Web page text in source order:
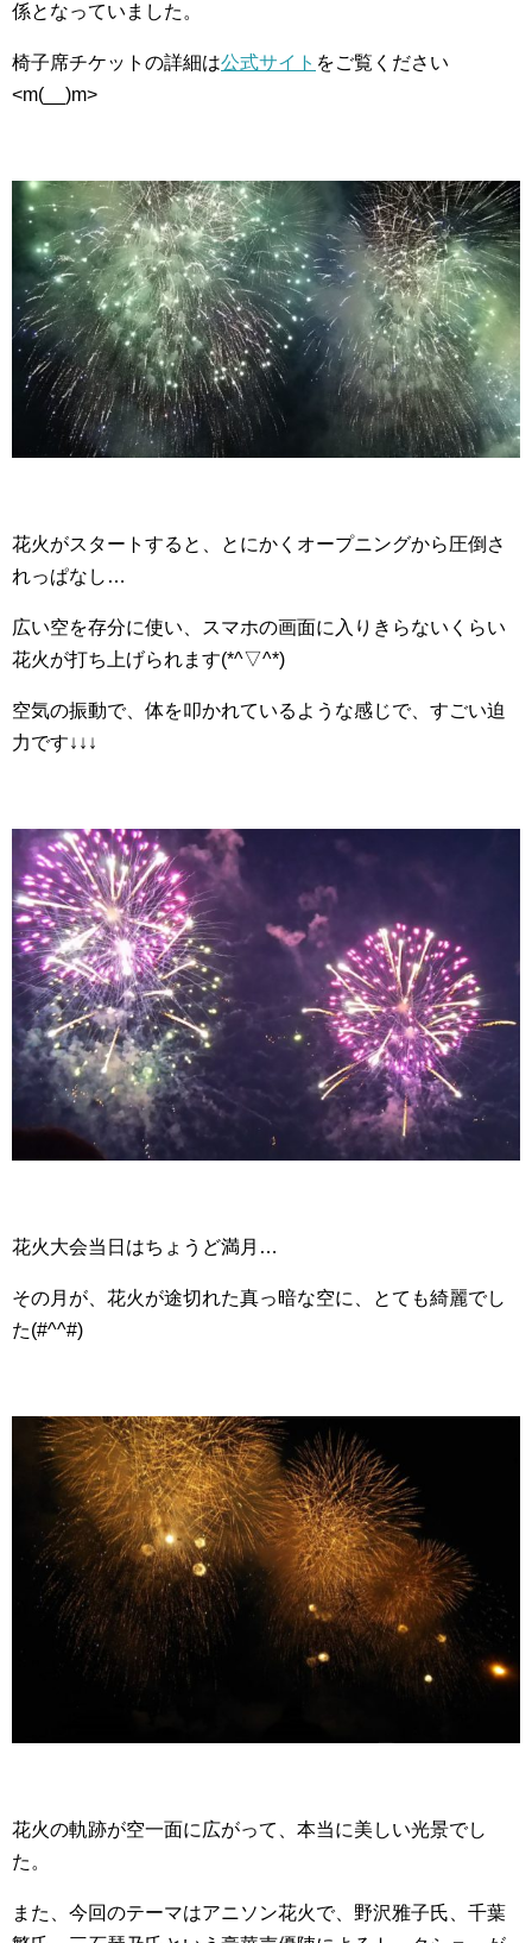
係となっていました。
椅子席チケットの詳細は公式サイト をご覧ください
<m(__)m>
花火がスタートすると、とにかくオープニングから圧倒さ
れっぱなし…
広い空を存分に使い、スマホの画面に入りきらないくらい
花火が打ち上げられます(*^▽^*)
空気の振動で、体を叩かれているような感じで、すごい迫
力です↓↓↓
花火大会当日はちょうど満月…
その月が、花火が途切れた真っ暗な空に、とても綺麗でし
た(#^^#)
花火の軌跡が空一面に広がって、本当に美しい光景でし
た。
また、今回のテーマはアニソン花火で、野沢雅子氏、千葉